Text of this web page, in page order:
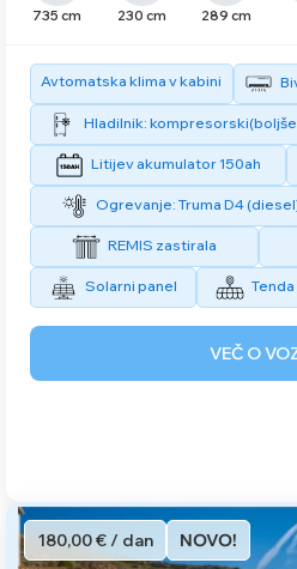
735 cm 230 cm 289 cm
Avtomatska klima v kabini
Hladilnik:
Litijev akumulator 150ah
Ogrevanje: Truma D4
REMIS zastirala
Solarni panel Tenda
VEČ O
180,00 € / dan NOVO!